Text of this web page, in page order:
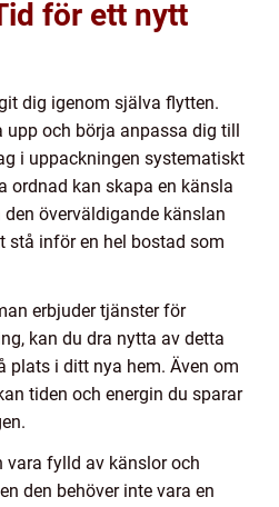
för ett nytt
dig igenom själva flytten.
och börja anpassa dig till
i uppackningen systematiskt
ordnad kan skapa en känsla
överväldigande känslan
stå inför en hel bostad som
erbjuder tjänster för
kan du dra nytta av detta
plats i ditt nya hem. Även om
tiden och energin du sparar
vara fylld av känslor och
den behöver inte vara en